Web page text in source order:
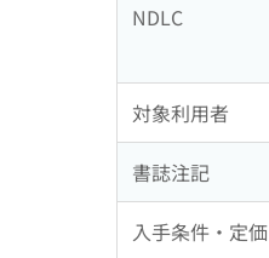
NDLC
対象利用者
書誌注記
入手条件・定価